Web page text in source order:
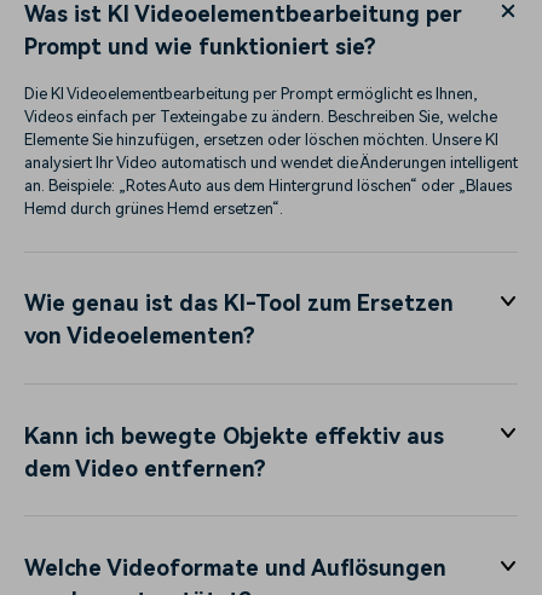
Was ist KI Videoelementbearbeitung per
Prompt und wie funktioniert sie?
Die KI Videoelementbearbeitung per Prompt ermöglicht es Ihnen,
Videos einfach per Texteingabe zu ändern. Beschreiben Sie, welche
Elemente Sie hinzufügen, ersetzen oder löschen möchten. Unsere KI
analysiert Ihr Video automatisch und wendet die Änderungen intelligent
an. Beispiele: „Rotes Auto aus dem Hintergrund löschen“ oder „Blaues
Hemd durch grünes Hemd ersetzen“.
Wie genau ist das KI-Tool zum Ersetzen
von Videoelementen?
Kann ich bewegte Objekte effektiv aus
dem Video entfernen?
Welche Videoformate und Auflösungen